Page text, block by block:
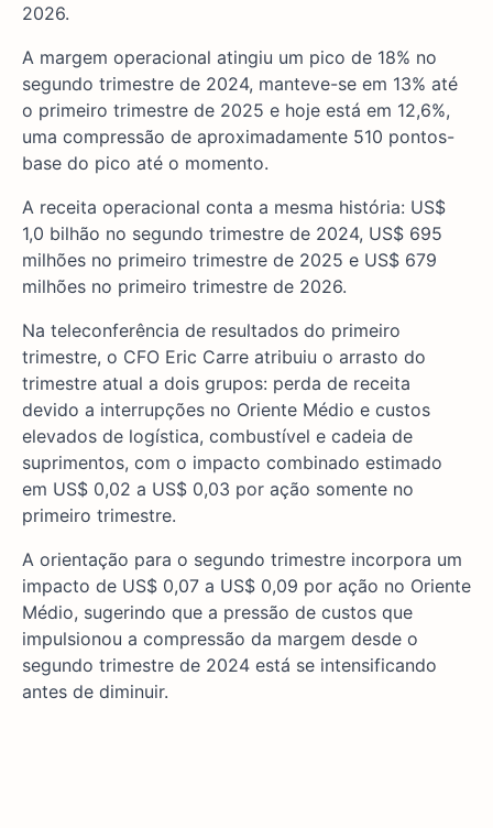
2026.
A margem operacional atingiu um pico de 18% no
segundo trimestre de 2024, manteve-se em 13% até
o primeiro trimestre de 2025 e hoje está em 12,6%,
uma compressão de aproximadamente 510 pontos-
base do pico até o momento.
A receita operacional conta a mesma história: US$
1,0 bilhão no segundo trimestre de 2024, US$ 695
milhões no primeiro trimestre de 2025 e US$ 679
milhões no primeiro trimestre de 2026.
Na teleconferência de resultados do primeiro
trimestre, o CFO Eric Carre atribuiu o arrasto do
trimestre atual a dois grupos: perda de receita
devido a interrupções no Oriente Médio e custos
elevados de logística, combustível e cadeia de
suprimentos, com o impacto combinado estimado
em US$ 0,02 a US$ 0,03 por ação somente no
primeiro trimestre.
A orientação para o segundo trimestre incorpora um
impacto de US$ 0,07 a US$ 0,09 por ação no Oriente
Médio, sugerindo que a pressão de custos que
impulsionou a compressão da margem desde o
segundo trimestre de 2024 está se intensificando
antes de diminuir.